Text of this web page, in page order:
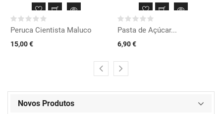
Peruca Cientista Maluco
15,00 €
Pasta de Açúcar...
6,90 €
Novos Produtos